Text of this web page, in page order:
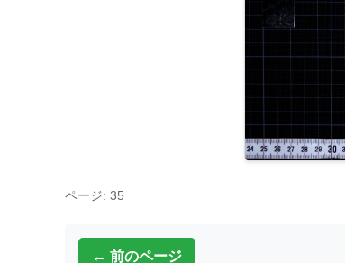
ページ: 35
← 前のページ